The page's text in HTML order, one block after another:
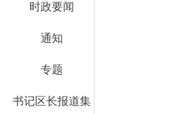
时政要闻
通知
专题
书记区长报道集